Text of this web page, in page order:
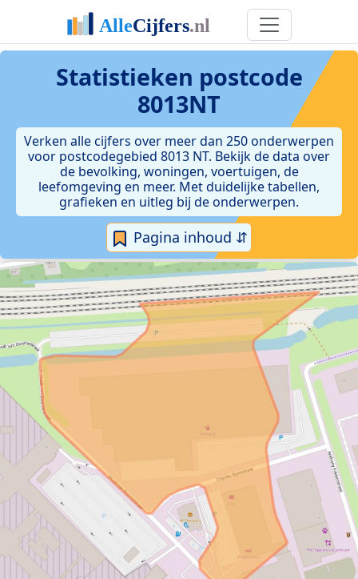
Statistieken postcode
8013NT
Verken alle cijfers over meer dan 250 onderwerpen
voor postcodegebied 8013 NT. Bekijk de data over
de bevolking, woningen, voertuigen, de
leefomgeving en meer. Met duidelijke tabellen,
grafieken en uitleg bij de onderwerpen.
Pagina inhoud ⇵